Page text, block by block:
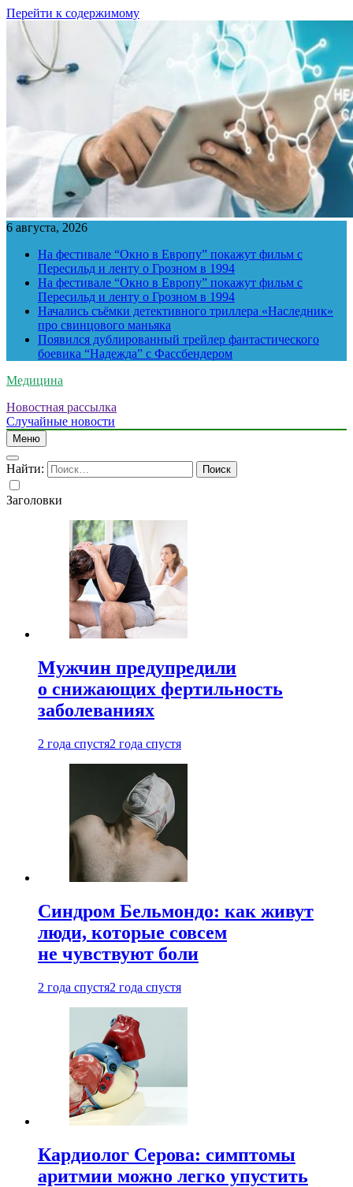
Перейти к содержимому
6 августа, 2026
На фестивале “Окно в Европу” покажут фильм с
Пересильд и ленту о Грозном в 1994
На фестивале “Окно в Европу” покажут фильм с
Пересильд и ленту о Грозном в 1994
Начались съёмки детективного триллера «Наследник»
про свинцового маньяка
Появился дублированный трейлер фантастического
боевика “Надежда” с Фассбендером
Медицина
Новостная рассылка
Случайные новости
Меню
Найти:
Заголовки
Мужчин предупредили
о снижающих фертильность
заболеваниях
2 года спустя2 года спустя
Синдром Бельмондо: как живут
люди, которые совсем
не чувствуют боли
2 года спустя2 года спустя
Кардиолог Серова: симптомы
аритмии можно легко упустить